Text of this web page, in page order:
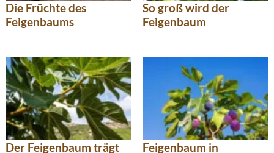
Die Früchte des
Feigenbaums
So groß wird der
Feigenbaum
Der Feigenbaum trägt
Feigenbaum in